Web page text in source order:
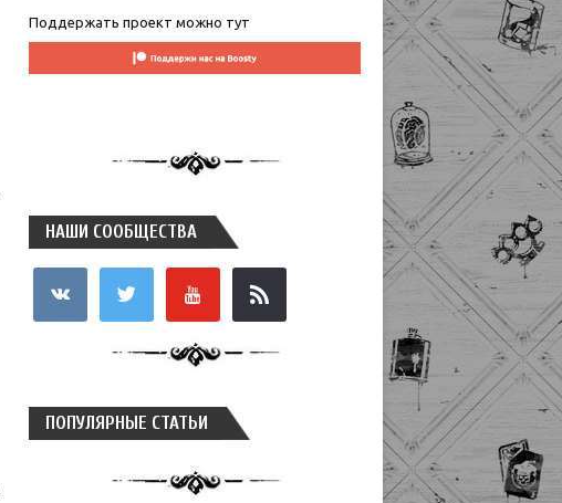
Поддержать проект можно тут
НАШИ СООБЩЕСТВА
ПОПУЛЯРНЫЕ СТАТЬИ